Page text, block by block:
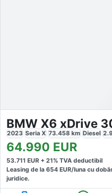
BMW X6 xDrive
2023 Seria X 73.458 km Diesel
64.990 EUR
53.711 EUR + 21% TVA deductibil
Leasing de la 654 EUR/luna cu
juridice.